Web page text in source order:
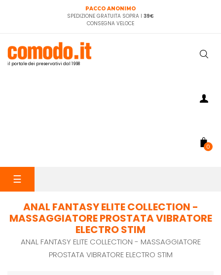
PACCO ANONIMO
SPEDIZIONE GRATUITA SOPRA I 39€
CONSEGNA VELOCE
il portale dei preservativi dal 1998
0
navigazione
☰
ANAL FANTASY ELITE COLLECTION -
MASSAGGIATORE PROSTATA VIBRATORE
ELECTRO STIM
ANAL FANTASY ELITE COLLECTION - MASSAGGIATORE
PROSTATA VIBRATORE ELECTRO STIM